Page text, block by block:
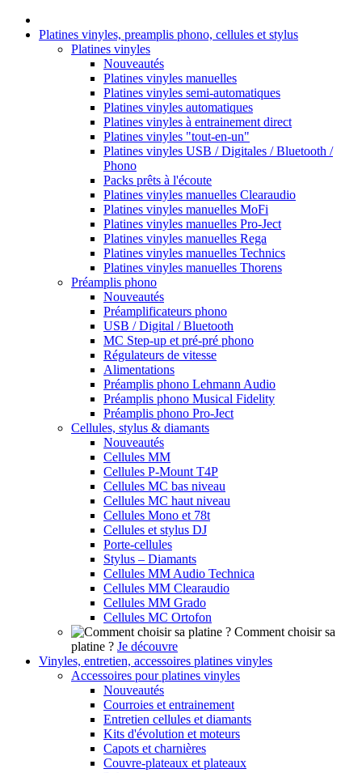
Platines vinyles, preamplis phono, cellules et stylus
Platines vinyles
Nouveautés
Platines vinyles manuelles
Platines vinyles semi-automatiques
Platines vinyles automatiques
Platines vinyles à entrainement direct
Platines vinyles "tout-en-un"
Platines vinyles USB / Digitales / Bluetooth /
Phono
Packs prêts à l'écoute
Platines vinyles manuelles Clearaudio
Platines vinyles manuelles MoFi
Platines vinyles manuelles Pro-Ject
Platines vinyles manuelles Rega
Platines vinyles manuelles Technics
Platines vinyles manuelles Thorens
Préamplis phono
Nouveautés
Préamplificateurs phono
USB / Digital / Bluetooth
MC Step-up et pré-pré phono
Régulateurs de vitesse
Alimentations
Préamplis phono Lehmann Audio
Préamplis phono Musical Fidelity
Préamplis phono Pro-Ject
Cellules, stylus & diamants
Nouveautés
Cellules MM
Cellules P-Mount T4P
Cellules MC bas niveau
Cellules MC haut niveau
Cellules Mono et 78t
Cellules et stylus DJ
Porte-cellules
Stylus – Diamants
Cellules MM Audio Technica
Cellules MM Clearaudio
Cellules MM Grado
Cellules MC Ortofon
Comment choisir sa
platine ? Je découvre
Vinyles, entretien, accessoires platines vinyles
Accessoires pour platines vinyles
Nouveautés
Courroies et entrainement
Entretien cellules et diamants
Kits d'évolution et moteurs
Capots et charnières
Couvre-plateaux et plateaux